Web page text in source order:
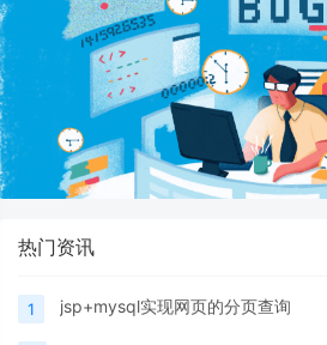
热门资讯
1 jsp+mysql实现网页的分页查询